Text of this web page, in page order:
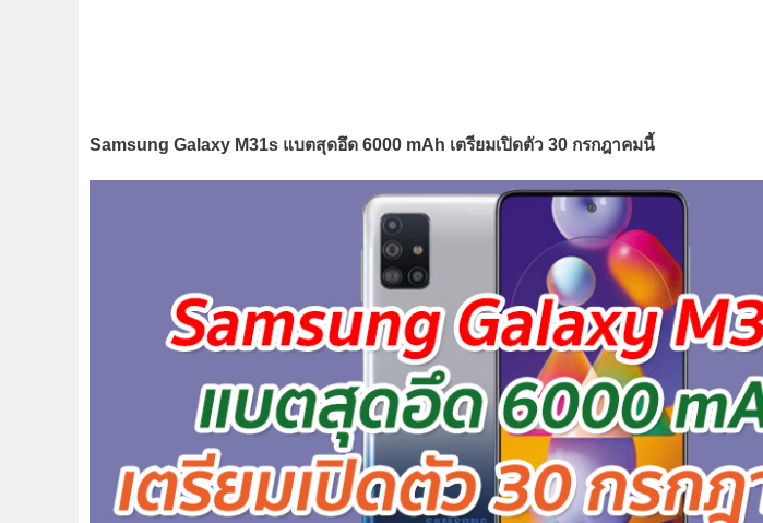
Samsung Galaxy M31s แบตสุดอึด 6000 mAh เตรียมเปิดตัว 30 กรกฎาคมนี้